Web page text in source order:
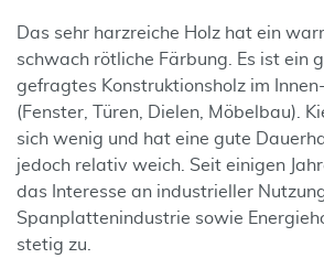
Das sehr harzreiche Holz hat ein
schwach rötliche Färbung. Es ist ein
gefragtes Konstruktionsholz im
(Fenster, Türen, Dielen, Möbelbau).
sich wenig und hat eine gute
jedoch relativ weich. Seit einigen
das Interesse an industrieller
Spanplattenindustrie sowie
stetig zu.